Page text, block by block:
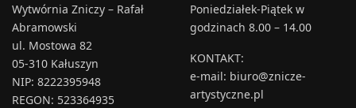
Wytwórnia Zniczy – Rafał
Abramowski
ul. Mostowa 82
05-310 Kałuszyn
NIP: 8222395948
REGON: 523364935
Poniedziałek-Piątek w
godzinach 8.00 – 14.00
KONTAKT:
e-mail: biuro@znicze-
artystyczne.pl